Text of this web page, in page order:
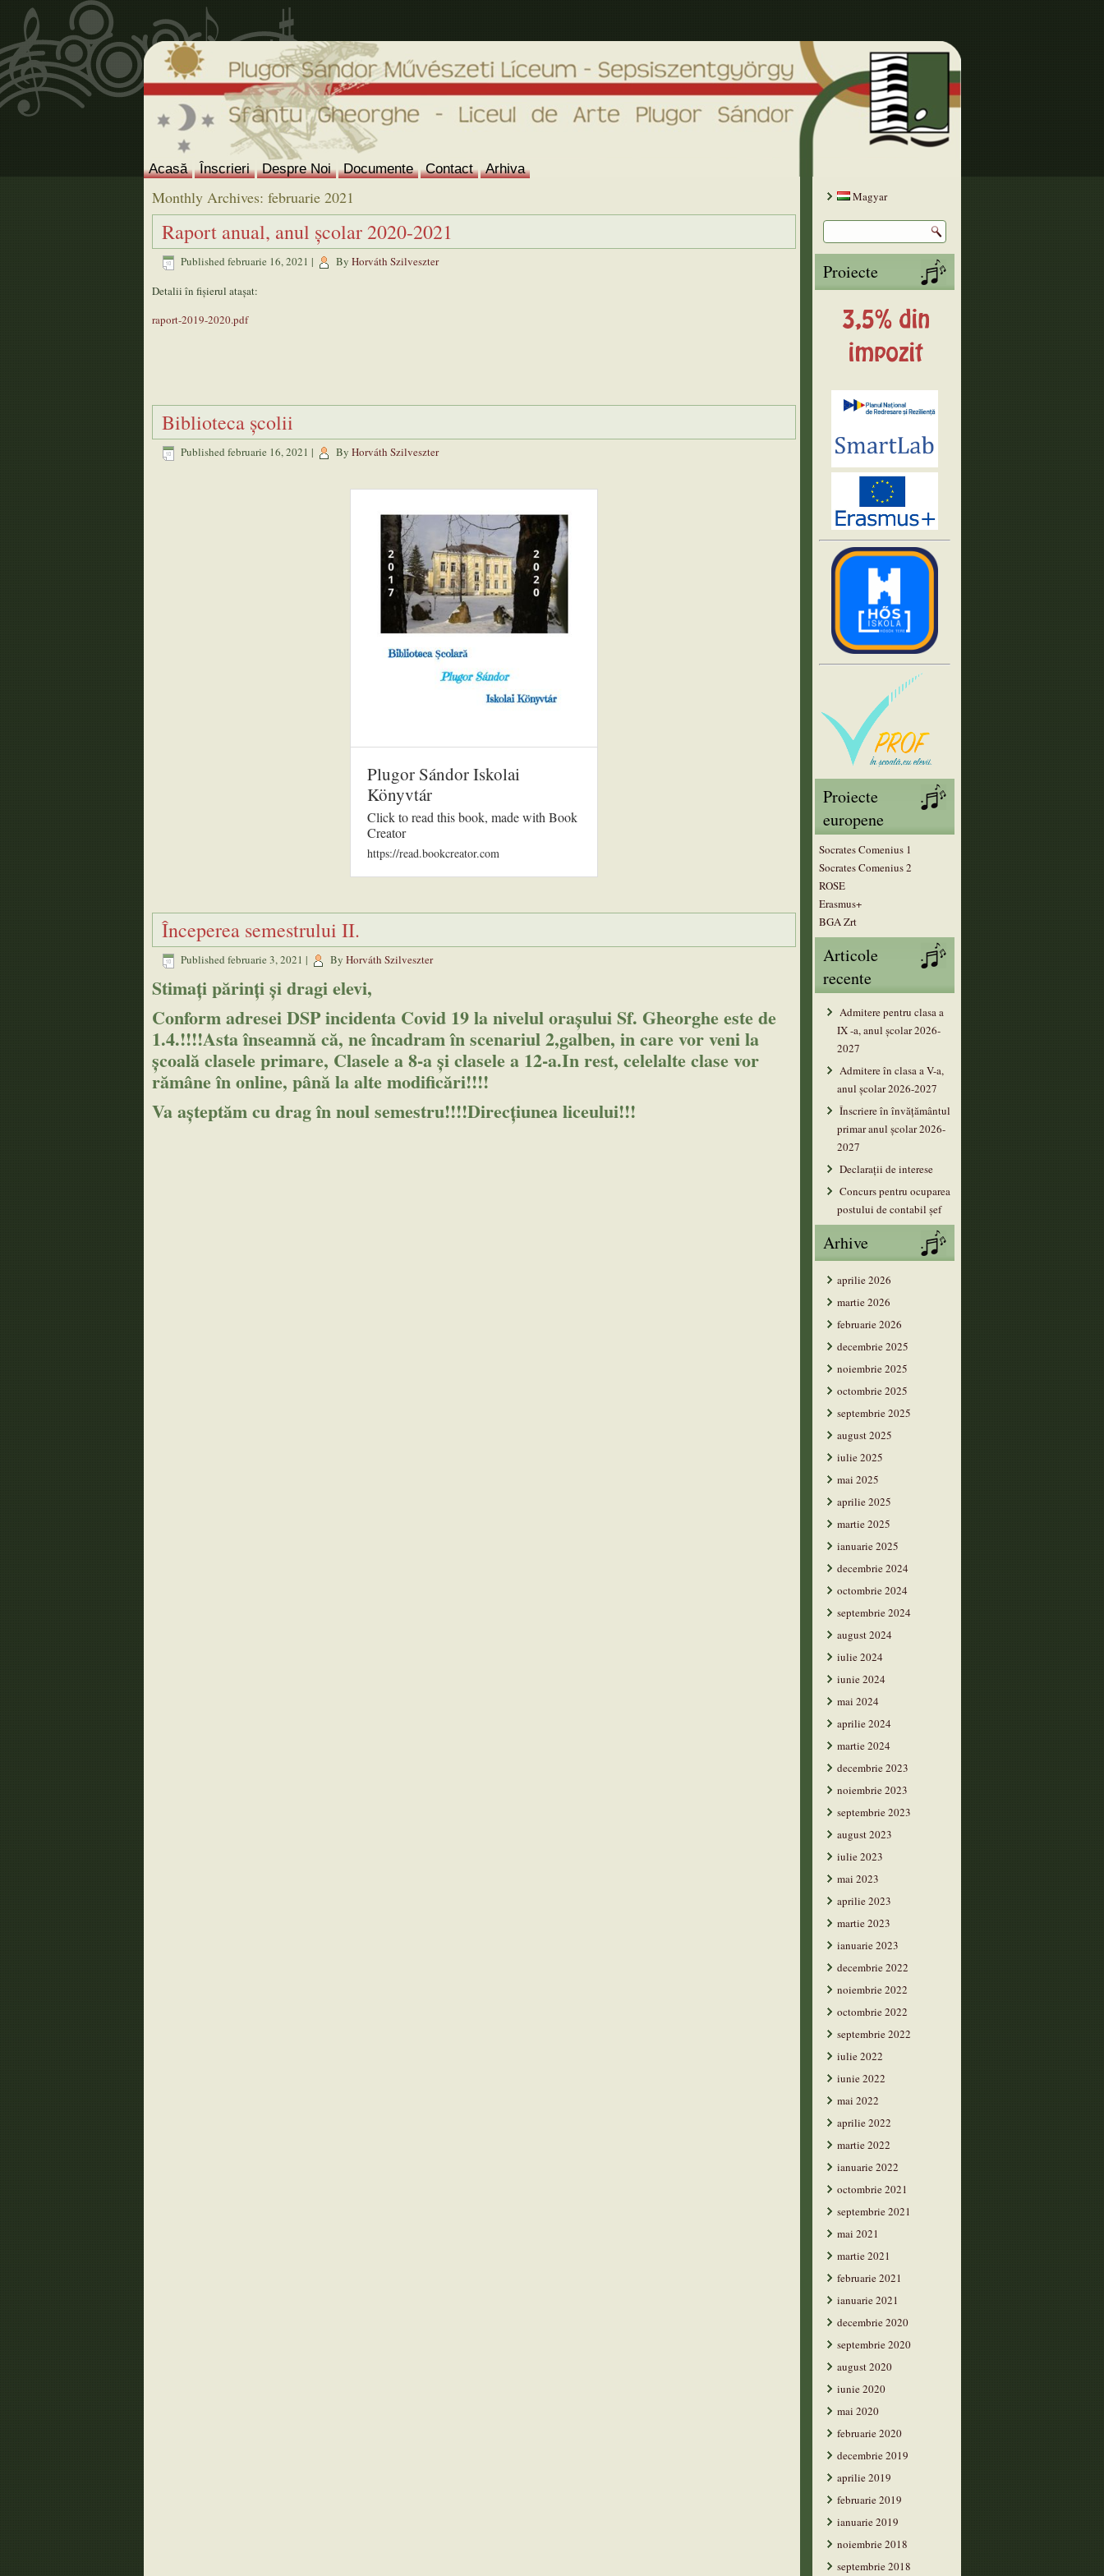
Acasă Înscrieri Despre Noi Documente Contact Arhiva
Monthly Archives: februarie 2021
Raport anual, anul şcolar 2020-2021
Published februarie 16, 2021 | By Horváth Szilveszter
Detalii în fișierul atașat:
raport-2019-2020.pdf
Biblioteca școlii
Published februarie 16, 2021 | By Horváth Szilveszter
Plugor Sándor Iskolai
Könyvtár
Click to read this book, made with Book
Creator
https://read.bookcreator.com
Începerea semestrului II.
Published februarie 3, 2021 | By Horváth Szilveszter
Stimați părinți și dragi elevi,
Conform adresei DSP incidenta Covid 19 la nivelul orașului Sf. Gheorghe este de
1.4.!!!!Asta înseamnă că, ne încadram în scenariul 2,galben, in care vor veni la
școală clasele primare, Clasele a 8-a și clasele a 12-a.In rest, celelalte clase vor
rămâne în online, până la alte modificări!!!!
Va așteptăm cu drag în noul semestru!!!!Direcțiunea liceului!!!
Magyar
Proiecte
Proiecte
europene
Socrates Comenius 1
Socrates Comenius 2
ROSE
Erasmus+
BGA Zrt
Articole
recente
Admitere pentru clasa a
IX -a, anul școlar 2026-
2027
Admitere în clasa a V-a,
anul şcolar 2026-2027
Înscriere în învățământul
primar anul şcolar 2026-
2027
Declarații de interese
Concurs pentru ocuparea
postului de contabil șef
Arhive
aprilie 2026
martie 2026
februarie 2026
decembrie 2025
noiembrie 2025
octombrie 2025
septembrie 2025
august 2025
iulie 2025
mai 2025
aprilie 2025
martie 2025
ianuarie 2025
decembrie 2024
octombrie 2024
septembrie 2024
august 2024
iulie 2024
iunie 2024
mai 2024
aprilie 2024
martie 2024
decembrie 2023
noiembrie 2023
septembrie 2023
august 2023
iulie 2023
mai 2023
aprilie 2023
martie 2023
ianuarie 2023
decembrie 2022
noiembrie 2022
octombrie 2022
septembrie 2022
iulie 2022
iunie 2022
mai 2022
aprilie 2022
martie 2022
ianuarie 2022
octombrie 2021
septembrie 2021
mai 2021
martie 2021
februarie 2021
ianuarie 2021
decembrie 2020
septembrie 2020
august 2020
iunie 2020
mai 2020
februarie 2020
decembrie 2019
aprilie 2019
februarie 2019
ianuarie 2019
noiembrie 2018
septembrie 2018